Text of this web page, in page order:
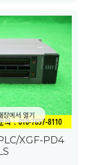
창에서 열기
XGF-PD4